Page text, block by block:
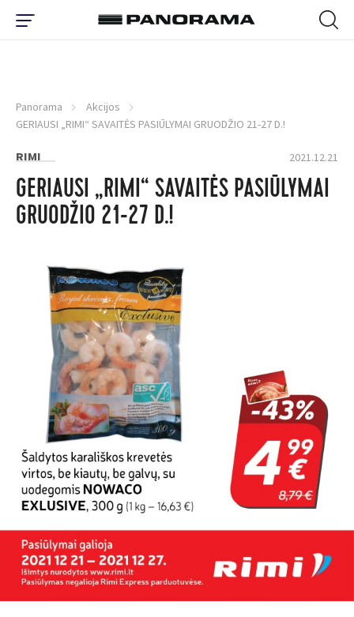
Panorama
Akcijos
GERIAUSI „RIMI“ SAVAITĖS PASIŪLYMAI GRUODŽIO 21-27 D.!
RIMI 2021.12.21
GERIAUSI „RIMI“ SAVAITĖS PASIŪLYMAI
GRUODŽIO 21-27 D.!